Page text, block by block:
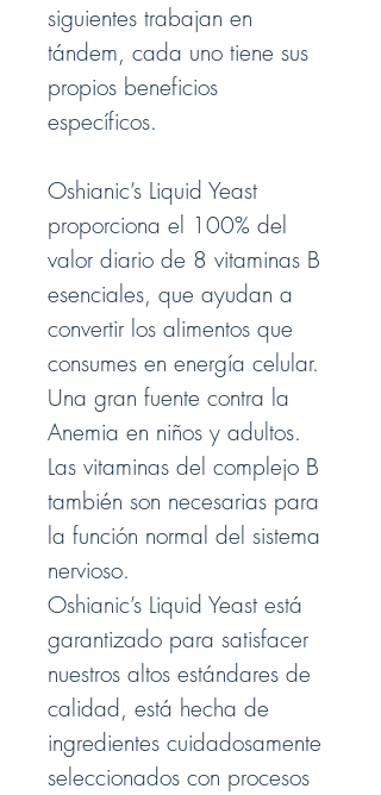
siguientes trabajan en
tándem, cada uno tiene sus
propios beneficios
específicos.
Oshianic’s Liquid Yeast
proporciona el 100% del
valor diario de 8 vitaminas B
esenciales, que ayudan a
convertir los alimentos que
consumes en energía celular.
Una gran fuente contra la
Anemia en niños y adultos.
Las vitaminas del complejo B
también son necesarias para
la función normal del sistema
nervioso.
Oshianic’s Liquid Yeast está
garantizado para satisfacer
nuestros altos estándares de
calidad, está hecha de
ingredientes cuidadosamente
seleccionados con procesos